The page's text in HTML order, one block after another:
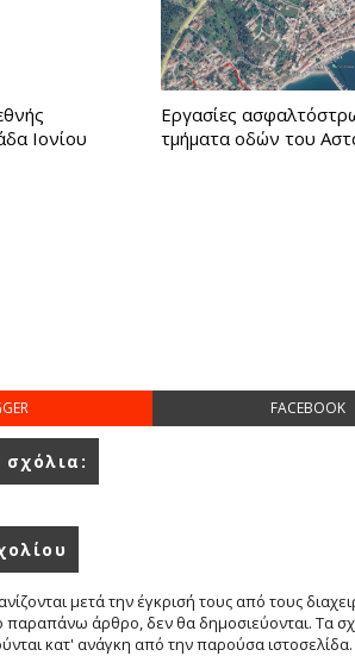
Ιονίου
Εργασίες
τμήματα οδών του
FACEBOOK
μετά την έγκρισή τους από τους
παραπάνω άρθρο, δεν θα δημοσιεύονται. Τα
κατ' ανάγκη από την παρούσα ιστοσελίδα.